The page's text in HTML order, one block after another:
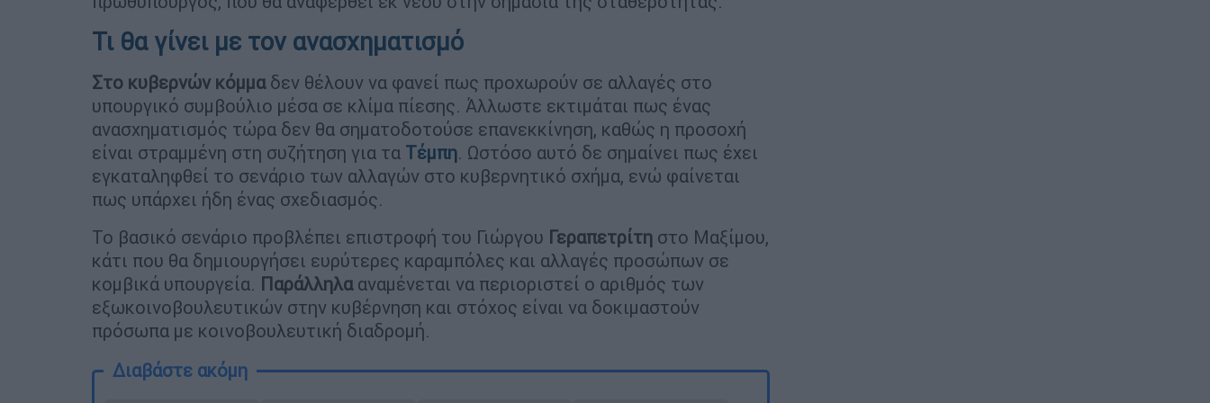
Τι θα γίνει με τον ανασχηματισμό
Στο κυβερνών κόμμαδεν θέλουν να φανεί πως προχωρούν σε αλλαγές στο
υπουργικό συμβούλιο μέσα σε κλίμα πίεσης. Άλλωστε εκτιμάται πως ένας
ανασχηματισμός τώρα δεν θα σηματοδοτούσε επανεκκίνηση, καθώς η προσοχή
είναι στραμμένη στη συζήτηση για τα Τέμπη. Ωστόσο αυτό δε σημαίνει πως έχει
εγκαταληφθεί το σενάριο των αλλαγών στο κυβερνητικό σχήμα, ενώ φαίνεται
πως υπάρχει ήδη ένας σχεδιασμός.
Το βασικό σενάριο προβλέπει επιστροφή του Γιώργου Γεραπετρίτη στο Μαξίμου,
κάτι που θα δημιουργήσει ευρύτερες καραμπόλες και αλλαγές προσώπων σε
κομβικά υπουργεία. Παράλληλααναμένεται να περιοριστεί ο αριθμός των
εξωκοινοβουλευτικών στην κυβέρνηση και στόχος είναι να δοκιμαστούν
πρόσωπα με κοινοβουλευτική διαδρομή.
Διαβάστε ακόμη